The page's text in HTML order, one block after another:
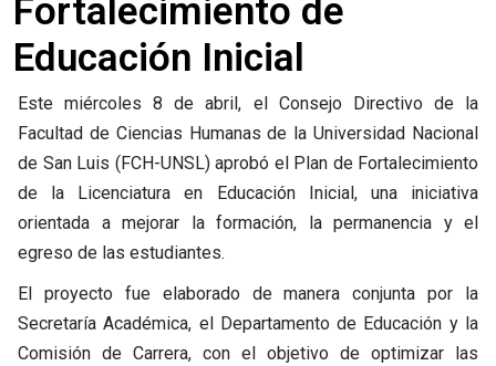
Fortalecimiento de
Educación Inicial
Este miércoles 8 de abril, el Consejo Directivo de la
Facultad de Ciencias Humanas de la Universidad Nacional
de San Luis (FCH-UNSL) aprobó el Plan de Fortalecimiento
de la Licenciatura en Educación Inicial, una iniciativa
orientada a mejorar la formación, la permanencia y el
egreso de las estudiantes.
El proyecto fue elaborado de manera conjunta por la
Secretaría Académica, el Departamento de Educación y la
Comisión de Carrera, con el objetivo de optimizar las